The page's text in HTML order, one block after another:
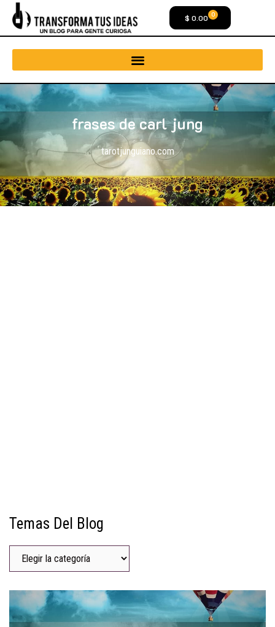
$ 0.00 0
frases de carl jung
tarotjunguiano.com
Temas Del Blog